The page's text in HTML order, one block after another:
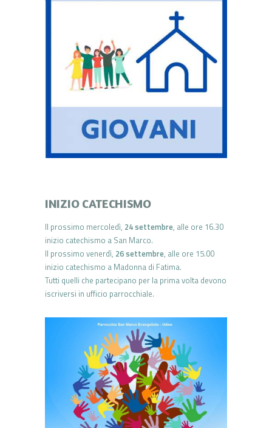
INIZIO CATECHISMO
Il prossimo mercoledì, 24 settembre, alle ore 16.30
inizio catechismo a San Marco.
Il prossimo venerdì, 26 settembre, alle ore 15.00
inizio catechismo a Madonna di Fatima.
Tutti quelli che partecipano per la prima volta devono
iscriversi in ufficio parrocchiale.